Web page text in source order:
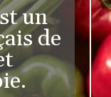
un
de